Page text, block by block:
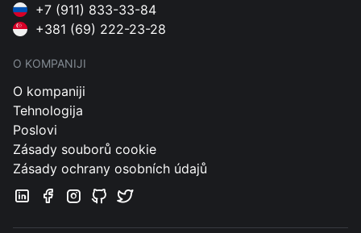
+7 (911) 833-33-84
+381 (69) 222-23-28
O KOMPANIJI
O kompaniji
Tehnologija
Poslovi
Zásady souborů cookie
Zásady ochrany osobních údajů